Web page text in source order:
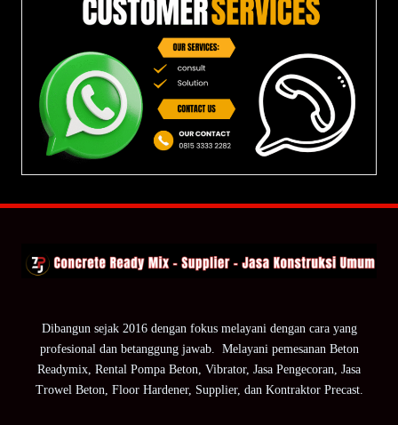
Dibangun sejak 2016 dengan fokus melayani dengan cara yang
profesional dan betanggung jawab. Melayani pemesanan Beton
Readymix, Rental Pompa Beton, Vibrator, Jasa Pengecoran, Jasa
Trowel Beton, Floor Hardener, Supplier, dan Kontraktor Precast.